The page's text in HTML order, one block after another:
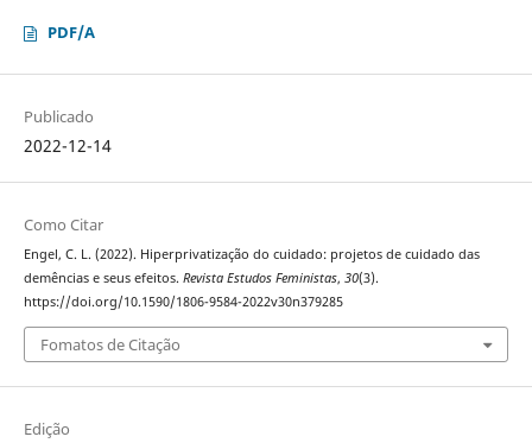
PDF/A
Publicado
2022-12-14
Como Citar
Engel, C. L. (2022). Hiperprivatização do cuidado: projetos de cuidado das
demências e seus efeitos. Revista Estudos Feministas, 30(3).
https://doi.org/10.1590/1806-9584-2022v30n379285
Fomatos de Citação
Edição